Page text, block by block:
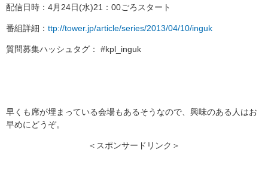
配信日時：4月24日(水)21：00ごろスタート
番組詳細： ttp://tower.jp/article/series/2013/04/10/inguk
質問募集ハッシュタグ： #kpl_inguk
早くも席が埋まっている会場もあるそうなので、興味のある人はお
早めにどうぞ。
＜スポンサードリンク＞